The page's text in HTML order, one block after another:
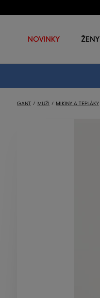
NOVINKY ŽENY
GANT MUŽI MIKINY A TEPLÁKY